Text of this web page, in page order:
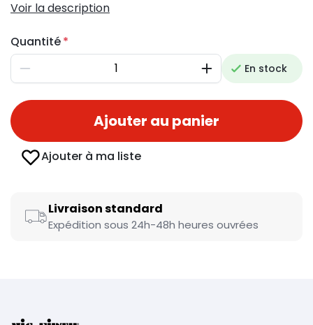
Voir la description
Quantité
Diminuer AugmenterEn stock
Ajouter au panier
Ajouter à ma liste
Livraison standard
Expédition sous 24h-48h heures ouvrées